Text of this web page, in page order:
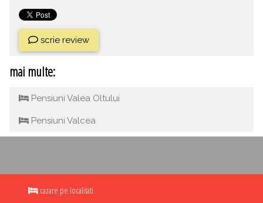
scrie review
mai multe:
Pensiuni Valea Oltului
Pensiuni Valcea
cazare pe localitati